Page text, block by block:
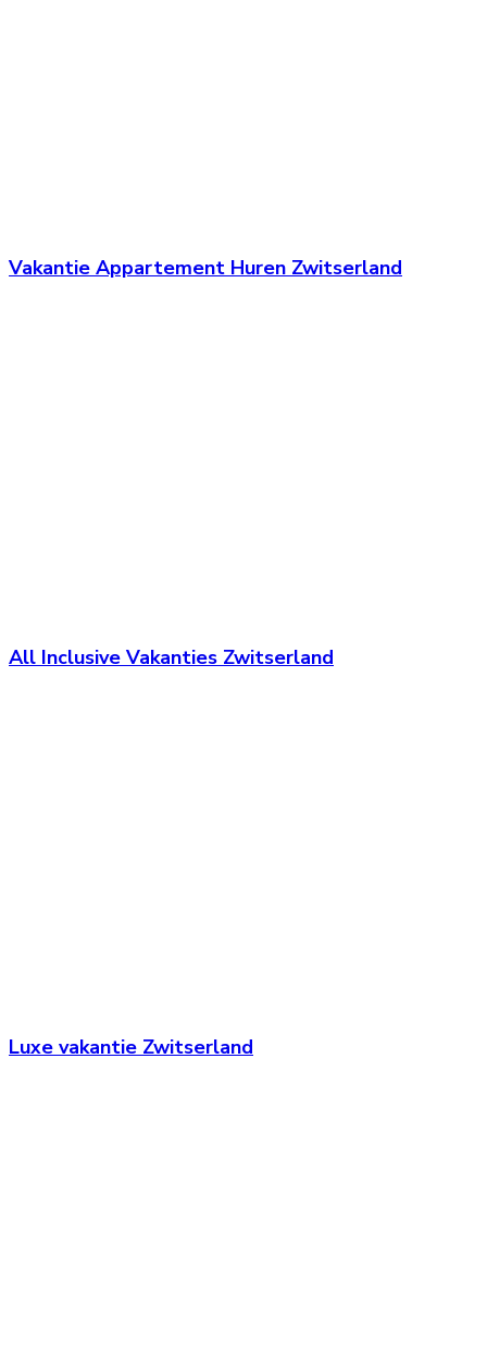
Vakantie Appartement Huren Zwitserland
All Inclusive Vakanties Zwitserland
Luxe vakantie Zwitserland